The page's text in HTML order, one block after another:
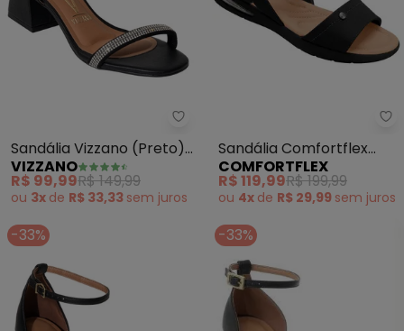
Vizzano - Sandália Vizzano
Sandália Vizzano (Preto)
em Sintético
VIZZANO
R$ 99,99R$ 149,99
ou 3x de R$ 33,33 sem juros
Sandália Comfortflex
(Preta)
COMFORTFLEX
R$ 119,99R$ 199,99
ou 4x de R$ 29,99 sem juros
-33% -33%